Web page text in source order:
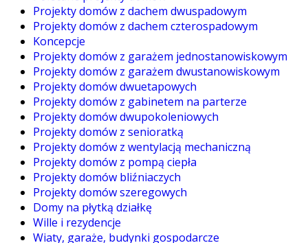
Projekty domów z dachem dwuspadowym
Projekty domów z dachem czterospadowym
Koncepcje
Projekty domów z garażem jednostanowiskowym
Projekty domów z garażem dwustanowiskowym
Projekty domów dwuetapowych
Projekty domów z gabinetem na parterze
Projekty domów dwupokoleniowych
Projekty domów z senioratką
Projekty domów z wentylacją mechaniczną
Projekty domów z pompą ciepła
Projekty domów bliźniaczych
Projekty domów szeregowych
Domy na płytką działkę
Wille i rezydencje
Wiaty, garaże, budynki gospodarcze